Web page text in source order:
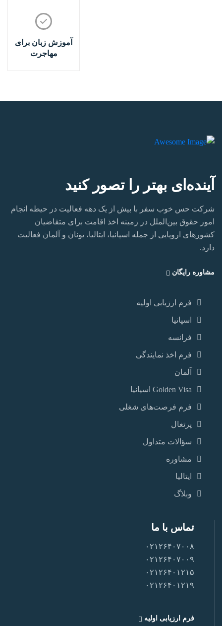
آموزش زبان برای
مهاجرت
آینده‌ای بهتر را تصور کنید
شرکت حس خوب سفر با بیش از یک دهه فعالیت در حیطه انجام
امور حقوق بین‌الملل در زمینه اخذ اقامت برای متقاضیان
کشورهای اروپایی از جمله اسپانیا، ایتالیا، یونان و آلمان فعالیت
دارد.‏
مشاوره رایگان
فرم ارزیابی اولیه
اسپانیا
فرانسه
فرم اخذ نمایندگی
آلمان
Golden Visa اسپانيا
فرم فرصت‌های شغلی
پرتغال
سؤالات متداول
مشاوره
ایتالیا
وبلاگ
تماس با ما
۰۲۱۲۶۴۰۷۰۰۸
۰۲۱۲۶۴۰۷۰۰۹
۰۲۱۲۶۴۰۱۲۱۵
۰۲۱۲۶۴۰۱۲۱۹
فرم ارزیابی اولیه